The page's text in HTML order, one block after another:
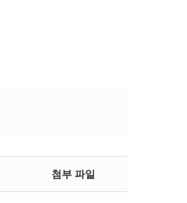
첨부 파일